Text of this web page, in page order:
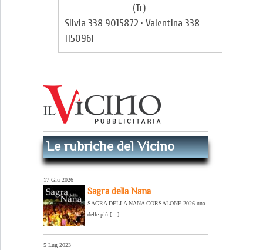
(Tr)
Silvia 338 9015872 · Valentina 338
1150961
Le rubriche del Vicino
17 Giu 2026
Sagra della Nana
SAGRA DELLA NANA CORSALONE 2026 una
delle più […]
5 Lug 2023